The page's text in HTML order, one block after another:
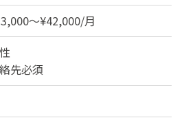
～¥42,000/月
先必須